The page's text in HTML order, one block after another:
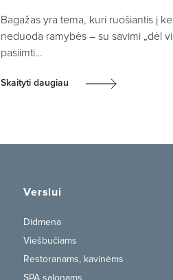
Bagažas yra tema, kuri ruošiantis į
neduoda ramybės – su savimi „dėl
pasiimti…
Skaityti daugiau
Verslui
Didmena
Viešbučiams
Restoranams, kavinėms
SPA salonams